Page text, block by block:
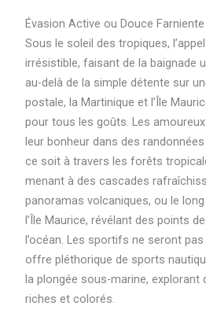
Évasion Active ou Douce Farniente
Sous le soleil des tropiques,
irrésistible, faisant de la baignade
au-delà de la simple détente sur
postale, la Martinique et l’Île
pour tous les goûts. Les
leur bonheur dans des
ce soit à travers les forêts
menant à des cascades
panoramas volcaniques, ou le
l’Île Maurice, révélant des points
l’océan. Les sportifs ne seront
offre pléthorique de sports
la plongée sous-marine, explorant
riches et colorés.